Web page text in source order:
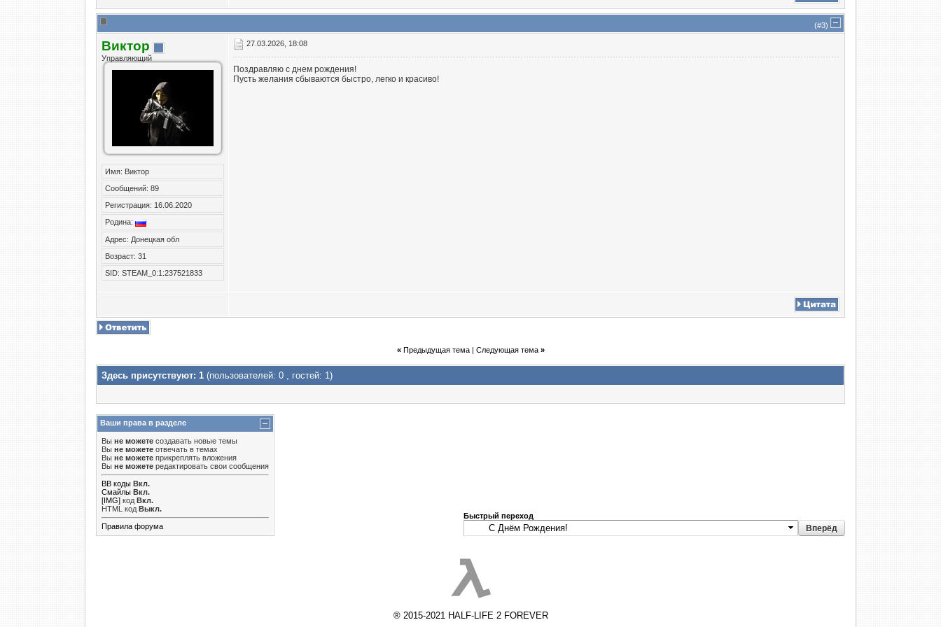
(#3)
Виктор
Управляющий
Имя: Виктор
Сообщений: 89
Регистрация: 16.06.2020
Родина:
Адрес: Донецкая обл
Возраст: 31
SID: STEAM_0:1:237521833
27.03.2026, 18:08
Поздравляю с днем рождения!
Пусть желания сбываются быстро, легко и красиво!
« Предыдущая тема| Следующая тема »
Здесь присутствуют: 1 (пользователей: 0 , гостей: 1)
Ваши права в разделе
Вы не можете создавать новые темы
Вы не можете отвечать в темах
Вы не можете прикреплять вложения
Вы не можете редактировать свои сообщения
BB коды Вкл.
Смайлы Вкл.
[IMG] код Вкл.
HTML код Выкл.
Правила форума
Быстрый переход
® 2015-2021 HALF-LIFE 2 FOREVER